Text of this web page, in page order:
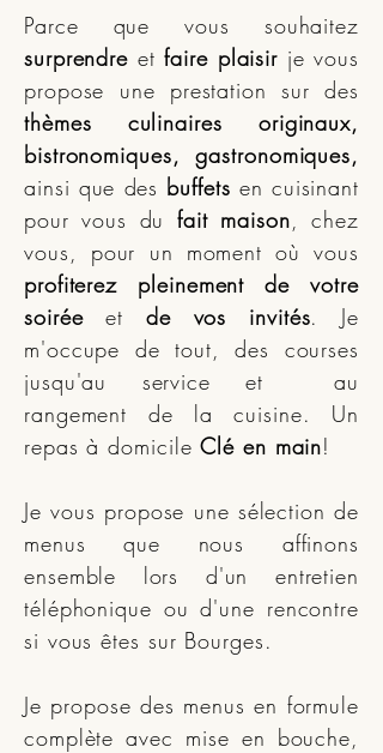
Parce que vous souhaitez
surprendre etfaire plaisir je vous
propose une prestation sur des
thèmes culinaires originaux,
bistronomiques, gastronomiques,
ainsi que des buffets en cuisinant
pour vous dufait maison, chez
vous, pour un moment où vous
profiterez pleinement de votre
soiréeet de vos invités. Je
m'occupe de tout, des courses
jusqu'au service et au
rangement de la cuisine. Un
repas à domicileClé en main!
Je vous propose une sélection de
menus que nous affinons
ensemble lors d'un entretien
téléphonique ou d'une rencontre
si vous êtes sur Bourges.
Je propose des menus en formule
complète avec mise en bouche,